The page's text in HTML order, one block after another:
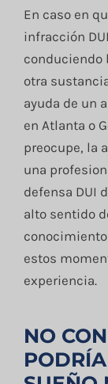
En caso en
infracción
conduciendo
otra
ayuda de un
en Atlanta o
preocupe, la
una
defensa DUI
alto sentido
estos
experiencia.
NO